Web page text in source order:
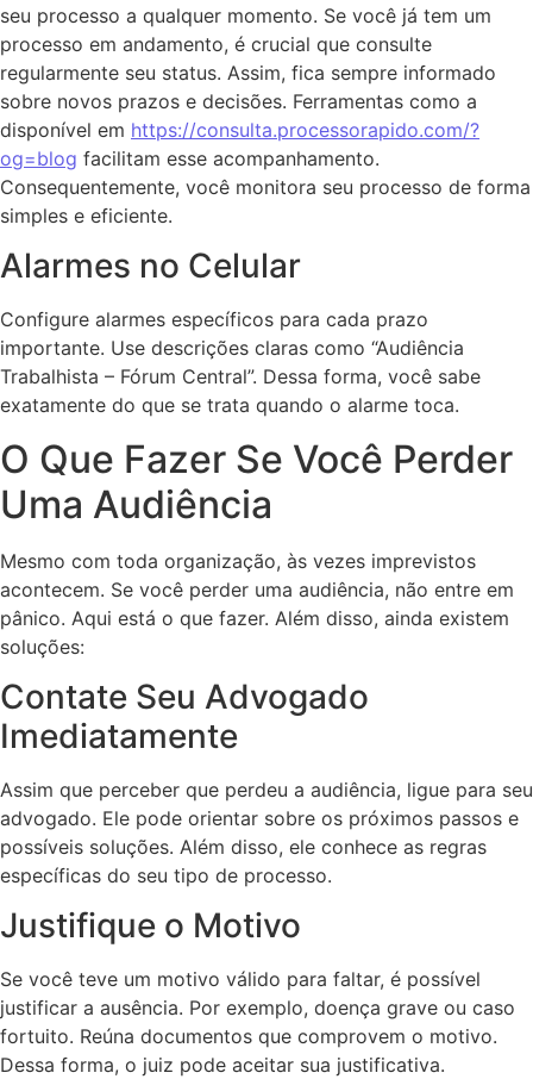
seu processo a qualquer momento. Se você já tem um
processo em andamento, é crucial que consulte
regularmente seu status. Assim, fica sempre informado
sobre novos prazos e decisões. Ferramentas como a
disponível em https://consulta.processorapido.com/?
og=blog facilitam esse acompanhamento.
Consequentemente, você monitora seu processo de forma
simples e eficiente.
Alarmes no Celular
Configure alarmes específicos para cada prazo
importante. Use descrições claras como “Audiência
Trabalhista – Fórum Central”. Dessa forma, você sabe
exatamente do que se trata quando o alarme toca.
O Que Fazer Se Você Perder
Uma Audiência
Mesmo com toda organização, às vezes imprevistos
acontecem. Se você perder uma audiência, não entre em
pânico. Aqui está o que fazer. Além disso, ainda existem
soluções:
Contate Seu Advogado
Imediatamente
Assim que perceber que perdeu a audiência, ligue para seu
advogado. Ele pode orientar sobre os próximos passos e
possíveis soluções. Além disso, ele conhece as regras
específicas do seu tipo de processo.
Justifique o Motivo
Se você teve um motivo válido para faltar, é possível
justificar a ausência. Por exemplo, doença grave ou caso
fortuito. Reúna documentos que comprovem o motivo.
Dessa forma, o juiz pode aceitar sua justificativa.